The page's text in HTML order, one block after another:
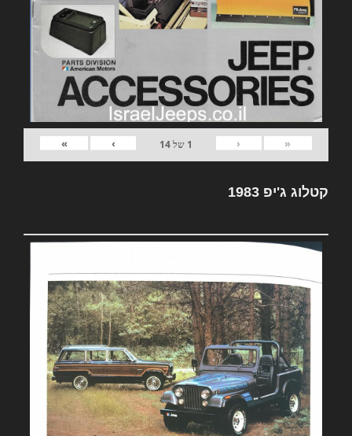
«
‹
1 של14
›
»
קטלוג ג'יפ 1983